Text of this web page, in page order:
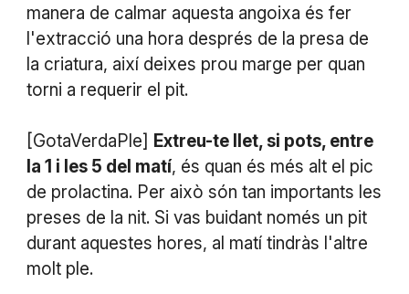
manera de calmar aquesta angoixa és fer
l'extracció una hora després de la presa de
la criatura, així deixes prou marge per quan
torni a requerir el pit.
[GotaVerdaPle] Extreu-te llet, si pots, entre
la 1 i les 5 del matí, és quan és més alt el pic
de prolactina. Per això són tan importants les
preses de la nit. Si vas buidant només un pit
durant aquestes hores, al matí tindràs l'altre
molt ple.